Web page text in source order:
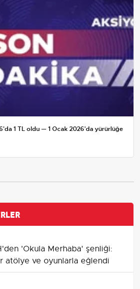
1 TL oldu — 1 Ocak 2026'da yürürlüğe
'Okula Merhaba' şenliği:
atölye ve oyunlarla eğlendi